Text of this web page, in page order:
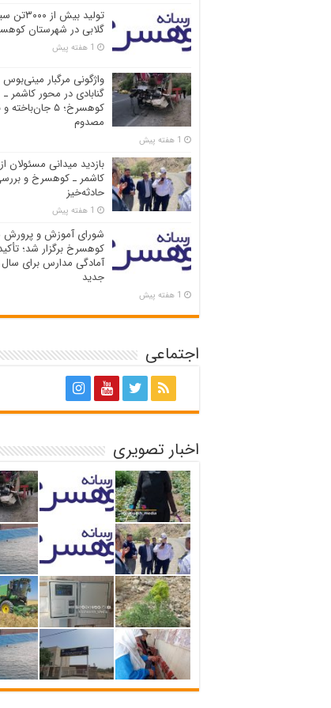
تولید بیش از
گلابی در شهرستان
1 هفته پیش
واژگونی مرگبار مینی‌بوس
گنابادی در محور کاشمر ـ
مصدوم
1 هفته پیش
بازدید میدانی مسئولان
کاشمر ـ کوهسرخ و
حادثه‌خیز
1 هفته پیش
شورای آموزش و پرورش
کوهسرخ برگزار شد؛
آمادگی مدارس برای
جدید
1 هفته پیش
اجتماعی
اخبار تصویری